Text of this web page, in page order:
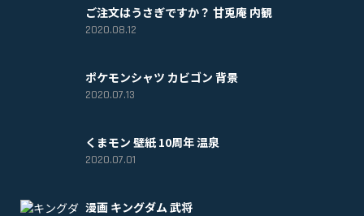
ご注文はうさぎですか？ 甘兎庵 内観
2020.08.12
ポケモンシャツ カビゴン 背景
2020.07.13
くまモン 壁紙 10周年 温泉
2020.07.01
漫画 キングダム 武将